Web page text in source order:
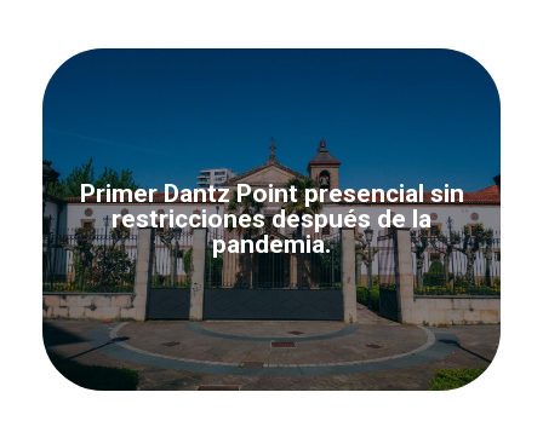
Primer Dantz Point presencial sin
restricciones después de la
pandemia.